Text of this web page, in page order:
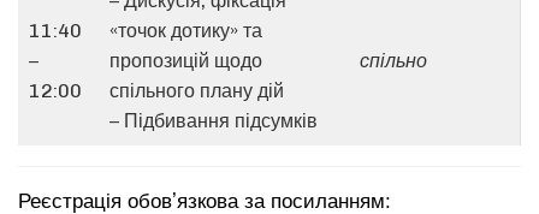
11:40
–
12:00
«точок дотику» та
пропозицій щодо
спільного плану дій
– Підбивання підсумків
спільно
Реєстрація обовʼязкова за посиланням: